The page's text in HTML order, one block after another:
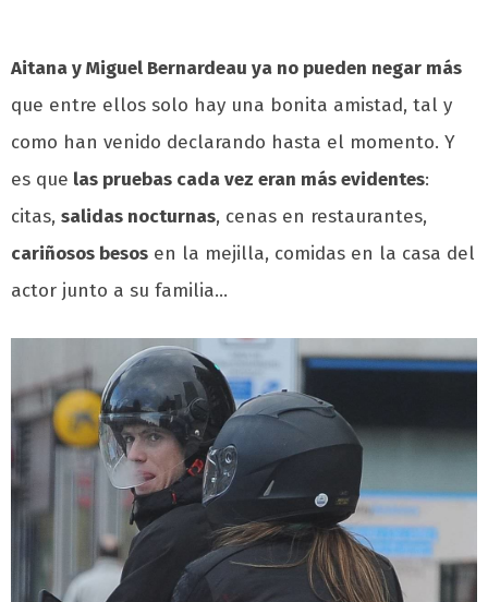
Aitana y Miguel Bernardeau ya no pueden negar más
que entre ellos solo hay una bonita amistad, tal y
como han venido declarando hasta el momento. Y
es que las pruebas cada vez eran más evidentes:
citas, salidas nocturnas, cenas en restaurantes,
cariñosos besos en la mejilla, comidas en la casa del
actor junto a su familia…